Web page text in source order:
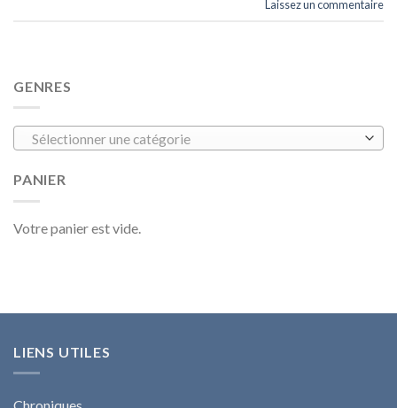
Laissez un commentaire
GENRES
Sélectionner une catégorie
PANIER
Votre panier est vide.
LIENS UTILES